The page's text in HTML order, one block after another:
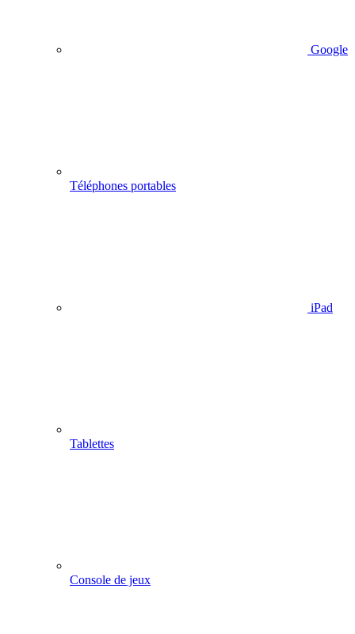
Google
Téléphones portables
iPad
Tablettes
Console de jeux